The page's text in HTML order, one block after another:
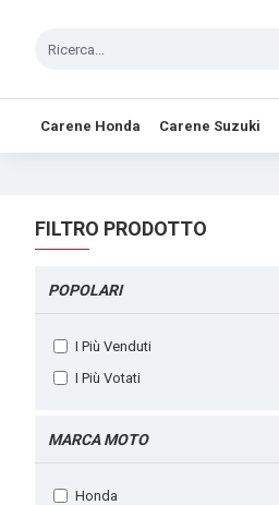
Carene Honda Carene Suzuki
FILTRO PRODOTTO
MARCA MOTO
Honda
POPOLARI
I Più Venduti
I Più Votati